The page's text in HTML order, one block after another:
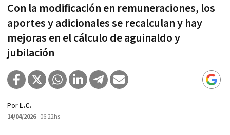
Con la modificación en remuneraciones, los
aportes y adicionales se recalculan y hay
mejoras en el cálculo de aguinaldo y
jubilación
Por L.C.
14/04/2026- 06:22hs